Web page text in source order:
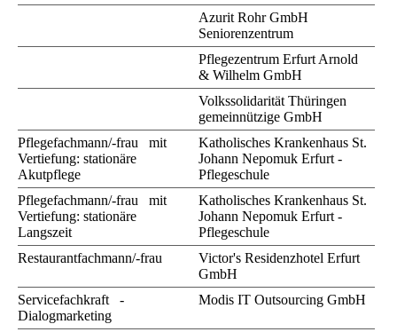
Azurit Rohr GmbH
Seniorenzentrum
Pflegezentrum Erfurt Arnold
& Wilhelm GmbH
Volkssolidarität Thüringen
gemeinnützige GmbH
Pflegefachmann/-frau mit
Vertiefung: stationäre
Akutpflege
Katholisches Krankenhaus St.
Johann Nepomuk Erfurt -
Pflegeschule
Pflegefachmann/-frau mit
Vertiefung: stationäre
Langszeit
Katholisches Krankenhaus St.
Johann Nepomuk Erfurt -
Pflegeschule
Restaurantfachmann/-frau
Victor's Residenzhotel Erfurt
GmbH
Servicefachkraft -
Dialogmarketing
Modis IT Outsourcing GmbH